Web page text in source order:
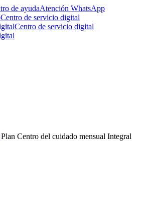
Atención WhatsApp
Centro de servicio digital
Centro de servicio digital
Plan Centro del cuidado mensual Integral